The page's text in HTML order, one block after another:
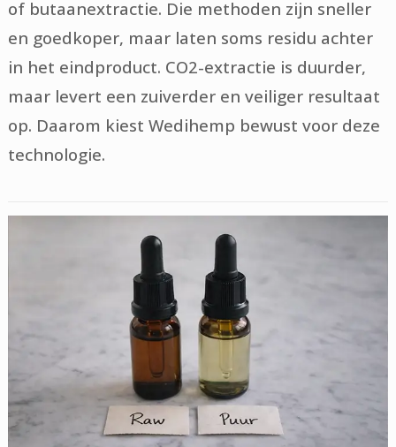
of butaanextractie. Die methoden zijn sneller
en goedkoper, maar laten soms residu achter
in het eindproduct. CO2-extractie is duurder,
maar levert een zuiverder en veiliger resultaat
op. Daarom kiest Wedihemp bewust voor deze
technologie.